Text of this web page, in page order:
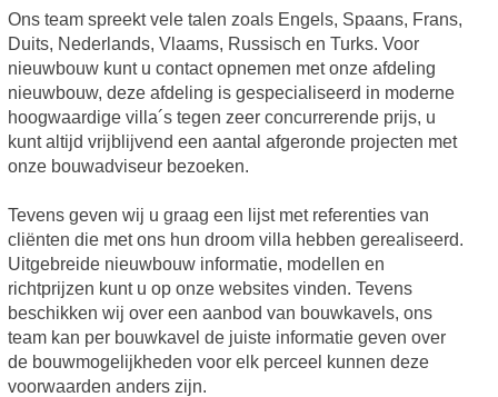
Ons team spreekt vele talen zoals Engels, Spaans, Frans,
Duits, Nederlands, Vlaams, Russisch en Turks. Voor
nieuwbouw kunt u contact opnemen met onze afdeling
nieuwbouw, deze afdeling is gespecialiseerd in moderne
hoogwaardige villa´s tegen zeer concurrerende prijs, u
kunt altijd vrijblijvend een aantal afgeronde projecten met
onze bouwadviseur bezoeken.
Tevens geven wij u graag een lijst met referenties van
cliënten die met ons hun droom villa hebben gerealiseerd.
Uitgebreide nieuwbouw informatie, modellen en
richtprijzen kunt u op onze websites vinden. Tevens
beschikken wij over een aanbod van bouwkavels, ons
team kan per bouwkavel de juiste informatie geven over
de bouwmogelijkheden voor elk perceel kunnen deze
voorwaarden anders zijn.